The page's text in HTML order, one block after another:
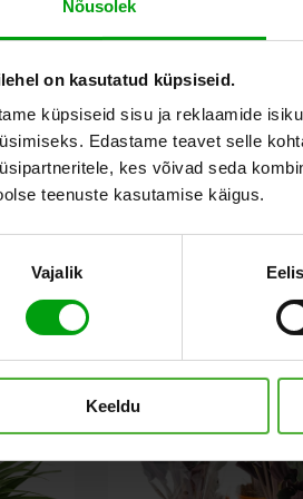
Nõusolek
on kasutatud küpsiseid.
küpsiseid sisu ja reklaamide
Edastame teavet selle
kes võivad seda
teenuste kasutamise käigus.
Vajalik
Keeldu